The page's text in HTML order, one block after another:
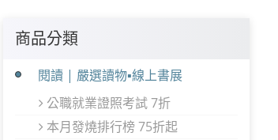
商品分類
閱讀 | 嚴選讀物▪線上書展
公職就業證照考試 7折
本月發燒排行榜 75折起